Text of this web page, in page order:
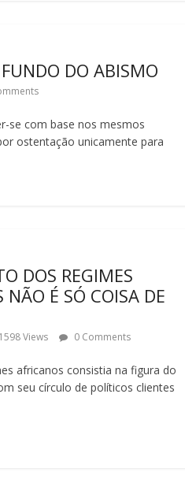
DO ABISMO
se com base nos mesmos
ostentação unicamente para
DOS REGIMES
É SÓ COISA DE
1598 Views 0 Comments
africanos consistia na figura do
seu círculo de políticos clientes